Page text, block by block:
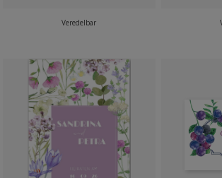
Veredelbar